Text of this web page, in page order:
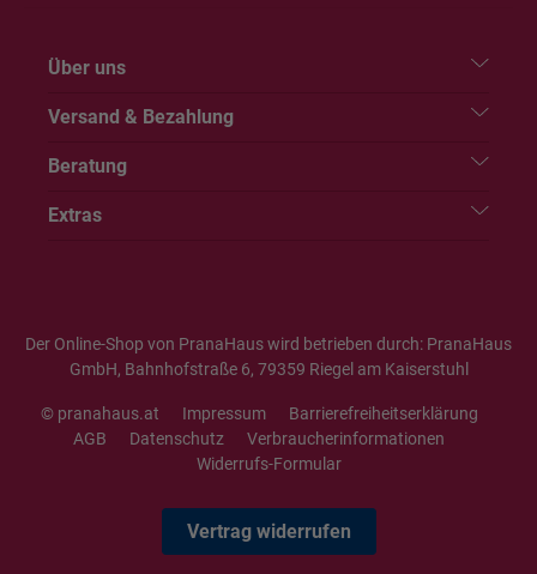
Über uns
Versand & Bezahlung
Beratung
Extras
Der Online-Shop von PranaHaus wird betrieben durch: PranaHaus
GmbH, Bahnhofstraße 6, 79359 Riegel am Kaiserstuhl
© pranahaus.at Impressum
Barrierefreiheitserklärung
AGB
Datenschutz
Verbraucherinformationen
Widerrufs-Formular
Vertrag widerrufen